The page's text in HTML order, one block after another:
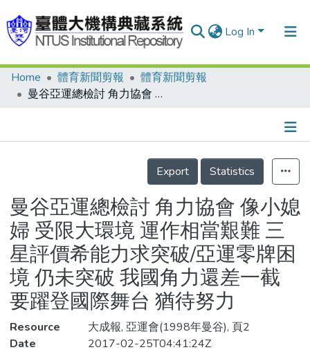
Log In
Communities & Collections
Statistics
Home 體育新聞剪報
體育新聞剪報
曼谷亞運總檢討 角力協會 像小媳婦 受限大環境 運作相當艱難 三星評價希能力求突破/亞運零牌困境 仍未突破 我國角力還差一截 要躍登國際舞台 猶待努力
Details
Export
Statistics
曼谷亞運總檢討 角力協會 像小媳
婦 受限大環境 運作相當艱難 三
星評價希能力求突破/亞運零牌困
境 仍未突破 我國角力還差一截
要躍登國際舞台 猶待努力
Resource
大成報, 亞運會(1998年曼谷), 頁2
Date
2017-02-25T04:41:24Z